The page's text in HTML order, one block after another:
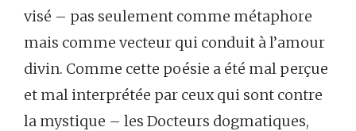
visé – pas seulement comme métaphore
mais comme vecteur qui conduit à l’amour
divin. Comme cette poésie a été mal perçue
et mal interprétée par ceux qui sont contre
la mystique – les Docteurs dogmatiques,